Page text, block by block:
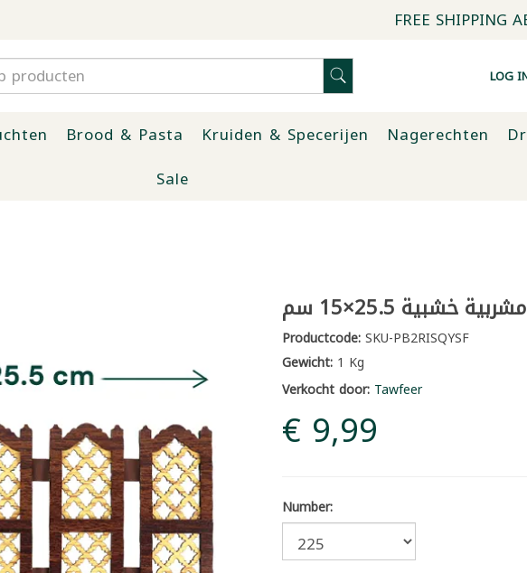
FREE SHIPPING
LOG
Brood & Pasta Kruiden & Specerijen Nagerechten
Sale
خشبية 25.5×15 سم
Productcode:SKU-PB2RISQYSF
Gewicht:1 Kg
Verkocht door: Tawfeer
€ 9,99
Number: